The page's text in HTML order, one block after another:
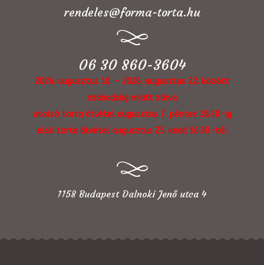
rendeles@forma-torta.hu
06 30 860-3604
2026. augusztus 10. - 2026. augusztus 22. között
szabadság miatt zárva
utolsó torta átvétel augusztus 7. péntek 18:30-ig
első torta átvétel augusztus 25. kedd 16:30-tól
1158 Budapest Dalnoki Jenő utca 4